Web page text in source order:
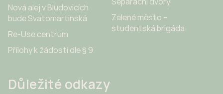
Nová alej v Bludovicích
bude Svatomartinská
Re-Use centrum
Přílohy k žádosti dle § 9
Zelené město –
studentská brigáda
Důležité odkazy